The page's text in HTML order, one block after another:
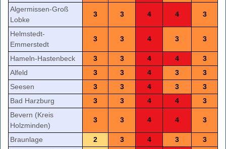
Algermissen-Groß
Lobke
3 3 4 4 3
Helmstedt-
Emmerstedt
3 3 4 3 3
Hameln-Hastenbeck 3 3 4 4
3
Alfeld
3 3 4 3
3
Seesen
3 3 4 3
3
Bad Harzburg
3 3 4 4
3
Bevern (Kreis
Holzminden)
3 3 4 4 3
Braunlage 2 3 4 3
3